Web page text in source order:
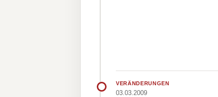
VERÄNDERUNGEN
03.03.2009